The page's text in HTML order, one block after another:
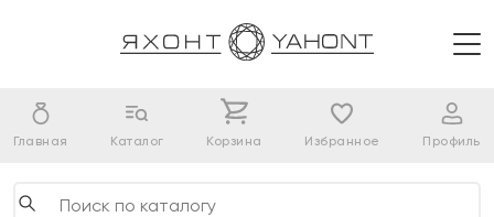
Главная Каталог Корзина Избранное Профиль